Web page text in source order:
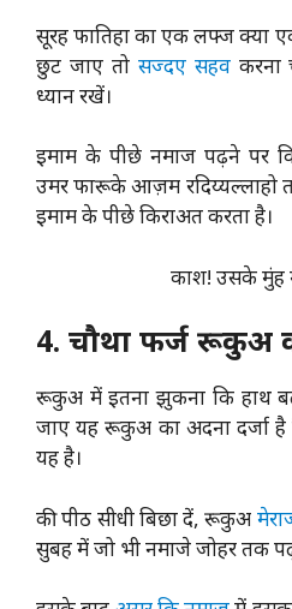
सूरह फातिहा का एक लफ्ज क्या
छुट जाए तो सज्दए सहवकरना
ध्यान रखें।
इमाम के पीछे नमाज पढ़ने पर
उमर फारूके आज़म रदिय्यल्लाहो
इमाम के पीछे किराअत करता है।
काश! उसके मुंह
4. चौथा फर्ज रूकुअ
रूकुअ में इतना झुकना कि हाथ
जाए यह रूकुअ का अदना दर्जा
यह है।
की पीठ सीधी बिछा दें, रूकुअ
सुबह में जो भी नमाजे जोहर तक